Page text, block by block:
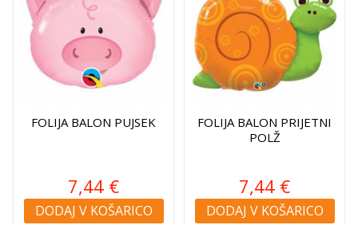
FOLIJA BALON PUJSEK
7,44 €
DODAJ V KOŠARICO
FOLIJA BALON PRIJETNI
POLŽ
7,44 €
DODAJ V KOŠARICO